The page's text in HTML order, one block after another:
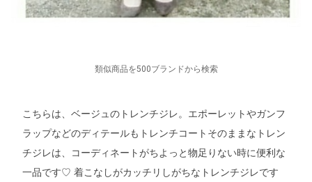
類似商品を500ブランドから検索
こちらは、ベージュのトレンチジレ。エポーレットやガンフ
ラップなどのディテールもトレンチコートそのままなトレン
チジレは、コーディネートがちよっと物足りない時に便利な
一品です♡ 着こなしがカッチリしがちなトレンチジレです